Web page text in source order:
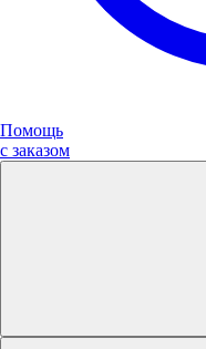
Помощь
с заказом